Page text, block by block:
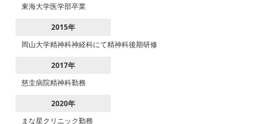
東海大学医学部卒業
2015年
岡山大学精神科神経科にて精神科後期研修
2017年
慈圭病院精神科勤務
2020年
まな星クリニック勤務